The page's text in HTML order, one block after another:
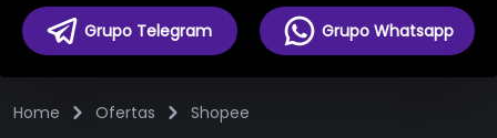
Grupo Telegram Grupo Whatsapp
Home Ofertas Shopee